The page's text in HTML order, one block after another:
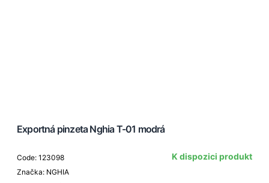
Exportná pinzeta Nghia T-01 modrá
Code: 123098
Značka: NGHIA
K dispozici produkt